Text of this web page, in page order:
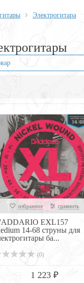
Электрогитара
избранное сравнить
EXL157
14-68 струны для
ба...
(0)
1 223 ₽